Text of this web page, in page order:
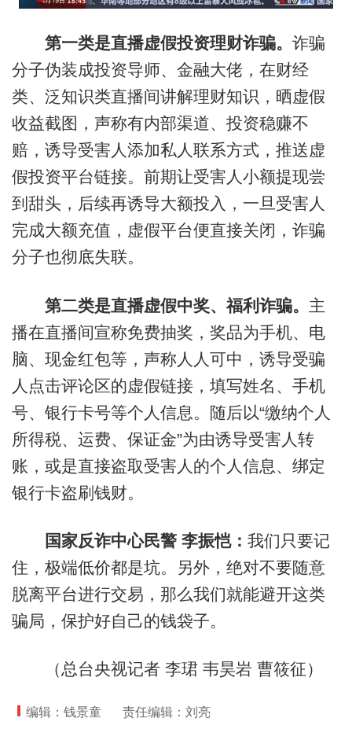
第一类是直播虚假投资理财诈骗。 诈骗
分子伪装成投资导师、金融大佬，在财经
类、泛知识类直播间讲解理财知识，晒虚假
收益截图，声称有内部渠道、投资稳赚不
赔，诱导受害人添加私人联系方式，推送虚
假投资平台链接。前期让受害人小额提现尝
到甜头，后续再诱导大额投入，一旦受害人
完成大额充值，虚假平台便直接关闭，诈骗
分子也彻底失联。
第二类是直播虚假中奖、福利诈骗。 主
播在直播间宣称免费抽奖，奖品为手机、电
脑、现金红包等，声称人人可中，诱导受骗
人点击评论区的虚假链接，填写姓名、手机
号、银行卡号等个人信息。随后以“缴纳个人
所得税、运费、保证金”为由诱导受害人转
账，或是直接盗取受害人的个人信息、绑定
银行卡盗刷钱财。
国家反诈中心民警 李振恺： 我们只要记
住，极端低价都是坑。另外，绝对不要随意
脱离平台进行交易，那么我们就能避开这类
骗局，保护好自己的钱袋子。
（总台央视记者 李珺 韦昊岩 曹筱征）
编辑：钱景童 责任编辑：刘亮